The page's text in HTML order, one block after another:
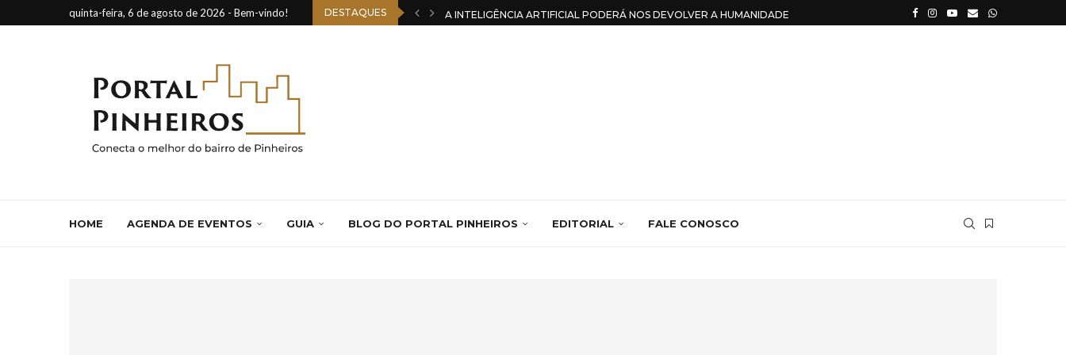
quinta-feira, 6 de agosto de 2026 - Bem-vindo! DESTAQUES A INTELIGÊNCIA ARTIFICIAL PODERÁ NOS DEVOLVER A HUMANIDADE PERDIDA
HOME AGENDA DE EVENTOS GUIA BLOG DO PORTAL PINHEIROS EDITORIAL FALE CONOSCO